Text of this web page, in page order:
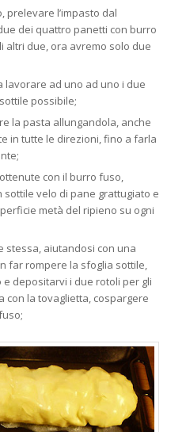
prelevare l’impasto dal
dei quattro panetti con burro
altri due, ora avremo solo due
lavorare ad uno ad uno i due
possibile;
la pasta allungandola, anche
in tutte le direzioni, fino a farla
con il burro fuso,
sottile velo di pane grattugiato e
metà del ripieno su ogni
stessa, aiutandosi con una
far rompere la sfoglia sottile,
depositarvi i due rotoli per gli
con la tovaglietta, cospargere